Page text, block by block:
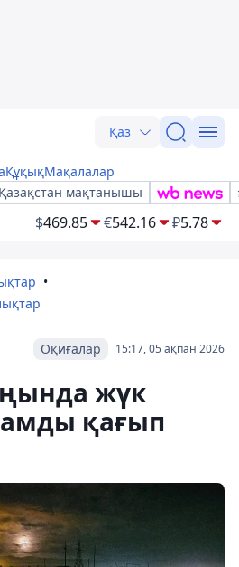
Қаз
ҚұқықМақалалар
мақтанышы
$469.85 €542.16 ₽5.78
15:17, 05 ақпан 2026
Оқиғалар
жүк
қағып